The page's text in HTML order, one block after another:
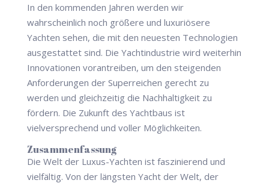
In den kommenden Jahren werden wir
wahrscheinlich noch größere und luxuriösere
Yachten sehen, die mit den neuesten Technologien
ausgestattet sind. Die Yachtindustrie wird weiterhin
Innovationen vorantreiben, um den steigenden
Anforderungen der Superreichen gerecht zu
werden und gleichzeitig die Nachhaltigkeit zu
fördern. Die Zukunft des Yachtbaus ist
vielversprechend und voller Möglichkeiten.
Zusammenfassung
Die Welt der Luxus-Yachten ist faszinierend und
vielfältig. Von der längsten Yacht der Welt, der